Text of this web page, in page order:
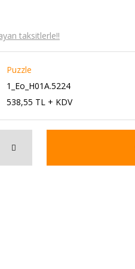
taksitlerle!!
Puzzle
1_Eo_H01A.5224
538,55 TL + KDV